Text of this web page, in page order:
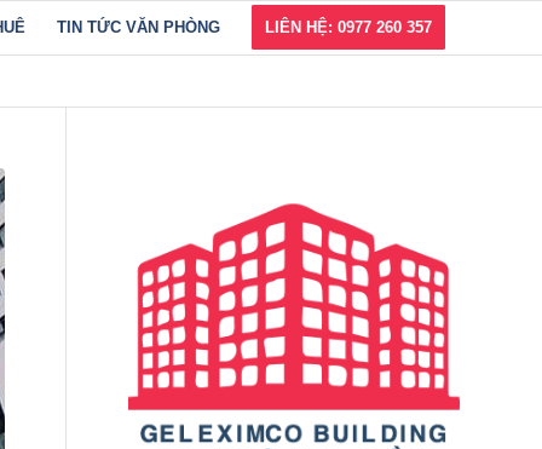
TIN TỨC VĂN PHÒNG LIÊN HỆ: 0977 260 357